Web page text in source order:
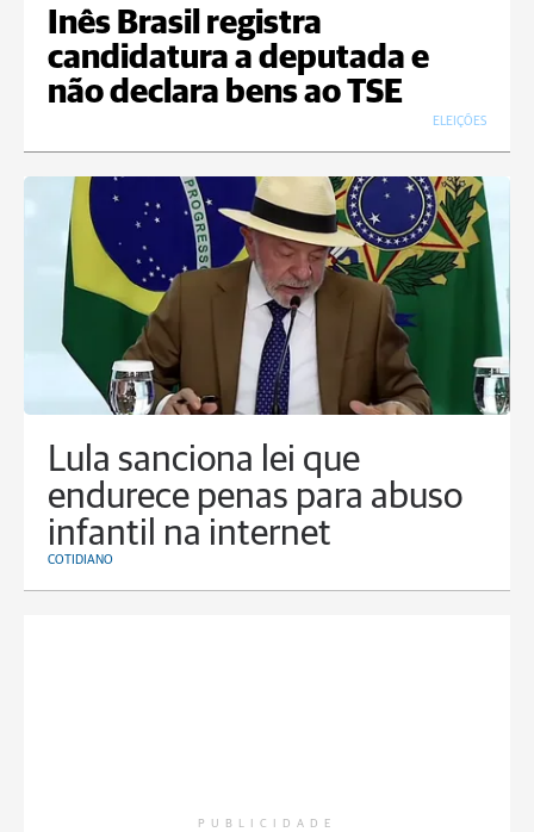
Inês Brasil registra
candidatura a deputada e
não declara bens ao TSE
ELEIÇÕES
Lula sanciona lei que
endurece penas para abuso
infantil na internet
COTIDIANO
PUBLICIDADE